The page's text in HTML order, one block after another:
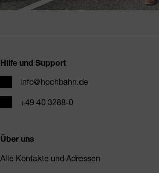
Hilfe und Support
E-Mailinfo@hochbahn.de
Telefon+49 40 3288-0
Über uns
Alle Kontakte und Adressen